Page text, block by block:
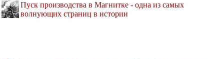
Пуск производства в Магнитке - одна из самых
волнующих страниц в истории